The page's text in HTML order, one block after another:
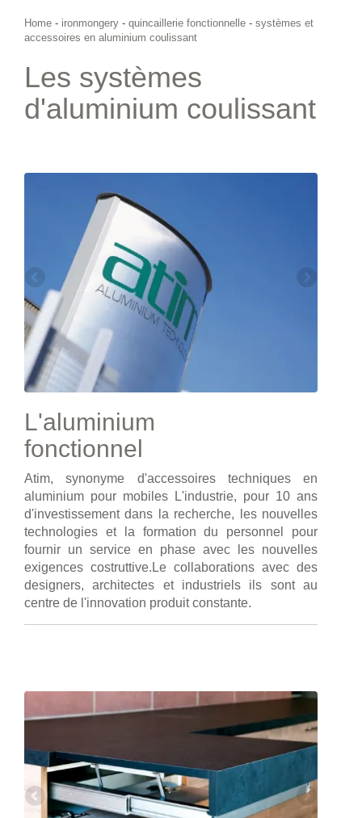
Home - ironmongery - quincaillerie fonctionnelle - systèmes et
accessoires en aluminium coulissant
Les systèmes
d'aluminium coulissant
L'aluminium
fonctionnel
Atim, synonyme d'accessoires techniques en
aluminium pour mobiles L'industrie, pour 10 ans
d'investissement dans la recherche, les nouvelles
technologies et la formation du personnel pour
fournir un service en phase avec les nouvelles
exigences costruttive.Le collaborations avec des
designers, architectes et industriels ils sont au
centre de l'innovation produit constante.